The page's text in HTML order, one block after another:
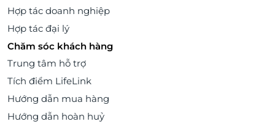
Hợp tác doanh nghiệp
Hợp tác đại lý
Chăm sóc khách hàng
Trung tâm hỗ trợ
Tích điểm LifeLink
Hướng dẫn mua hàng
Hướng dẫn hoàn huỷ